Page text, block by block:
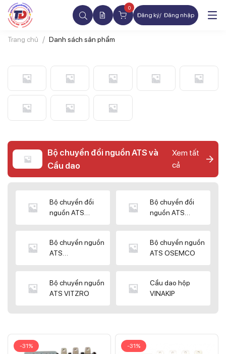
0
Đăng ký Đăng nhập
Trang chủ Danh sách sản phẩm
Bộ chuyển đổi nguồn ATS và
Cầu dao
Xem tất
cả
Bộ chuyển đổi
nguồn ATS
Bộ chuyển đổi
nguồn ATS
Bộ chuyển nguồn
ATS
Bộ chuyển nguồn
ATS OSEMCO
Bộ chuyển nguồn
ATS VITZRO
Cầu dao hộp
VINAKIP
-31% -31%